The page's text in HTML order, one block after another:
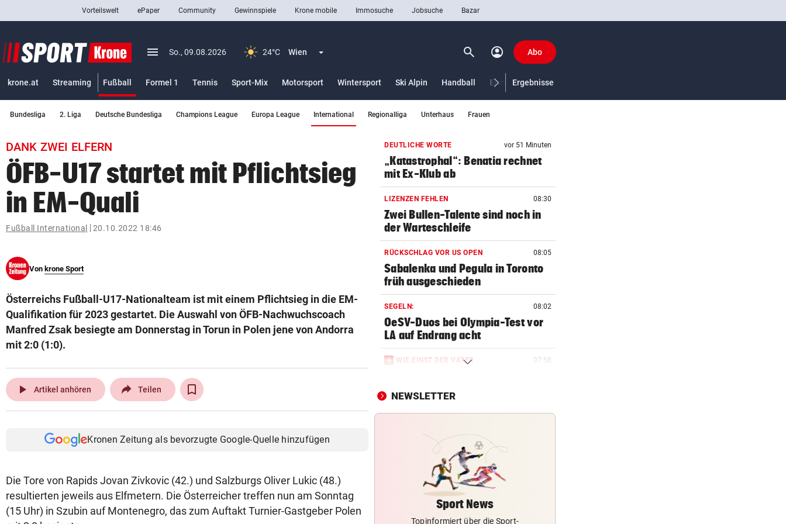
closeSchließen
Abonnieren
bookmark
search
Suchbegriff
eingeben
© Krone Multimedia GmbH & Co KG 2026
Vorteilswelt ePaper Community Gewinnspiele Krone mobile Immosuche Jobsuche Bazar
menu Menü aufklappen
So., 09.08.2026 24°C Wien Menü aufklappen search Suchen
account_circle Abo
krone.at Streaming Fußball
Formel 1
Tennis Sport-Mix Motorsport Wintersport Ski Alpin Handball Eishockey US-Sport
Ergebnisse
Bundesliga 2. Liga Deutsche Bundesliga Champions League Europa League International Regionalliga Unterhaus Frauen
DANK ZWEI ELFERN
ÖFB-U17 startet mit Pflichtsieg
in EM-Quali
Fußball International 20.10.2022 18:46
Von krone Sport
Österreichs Fußball-U17-Nationalteam ist mit einem Pflichtsieg in die EM-
Qualifikation für 2023 gestartet. Die Auswahl von ÖFB-Nachwuchscoach
Manfred Zsak besiegte am Donnerstag in Torun in Polen jene von Andorra
mit 2:0 (1:0).
play_arrow Artikel anhören Teilen
Kronen Zeitung als bevorzugte Google-Quelle hinzufügen
Die Tore von Rapids Jovan Zivkovic (42.) und Salzburgs Oliver Lukic (48.)
resultierten jeweils aus Elfmetern. Die Österreicher treffen nun am Sonntag
(15 Uhr) in Szubin auf Montenegro, das zum Auftakt Turnier-Gastgeber Polen
DEUTLICHE WORTE vor 51 Minuten
„Katastrophal“: Benatia rechnet
mit Ex-Klub ab
LIZENZEN FEHLEN 08:30
Zwei Bullen-Talente sind noch in
der Warteschleife
RÜCKSCHLAG VOR US OPEN 08:05
Sabalenka und Pegula in Toronto
früh ausgeschieden
SEGELN: 08:02
OeSV-Duos bei Olympia-Test vor
LA auf Endrang acht
WIE EINST DER VATER 07:58
Bundesliga an
SCHLUSSTAG WARTET 07:47
stark verbessert
MOURINHO GREIFT DURCH
Diese Regeln gelten ab sofort für
die Real-Spieler
VEREIN NIMMT ABSCHIED
NEWSLETTER
Sport News
Topinformiert über die Sport-